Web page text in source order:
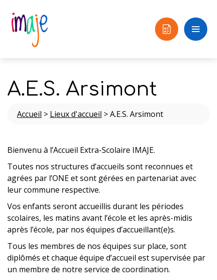
A.E.S. Arsimont
Accueil > Lieux d'accueil >A.E.S. Arsimont
Bienvenu à l’Accueil Extra-Scolaire IMAJE.
Toutes nos structures d’accueils sont reconnues et
agrées par l’ONE et sont gérées en partenariat avec
leur commune respective.
Vos enfants seront accueillis durant les périodes
scolaires, les matins avant l’école et les après-midis
après l’école, par nos équipes d’accueillant(e)s.
Tous les membres de nos équipes sur place, sont
diplômés et chaque équipe d’accueil est supervisée par
un membre de notre service de coordination.